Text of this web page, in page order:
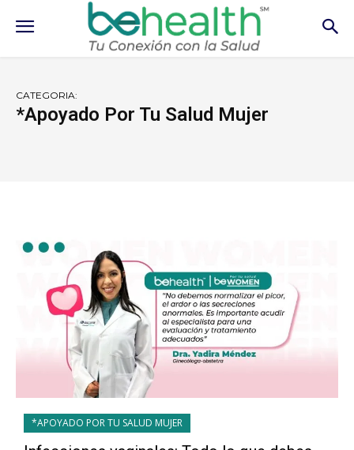
CATEGORIA:
*Apoyado Por Tu Salud Mujer
*APOYADO POR TU SALUD MUJER